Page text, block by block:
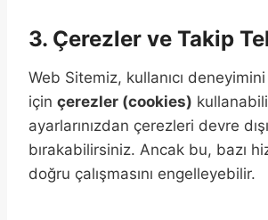
3. Çerezler ve Takip
Web Sitemiz, kullanıcı
için çerezler (cookies)
ayarlarınızdan çerezleri devre dışı
bırakabilirsiniz. Ancak bu, bazı
doğru çalışmasını engelleyebilir.